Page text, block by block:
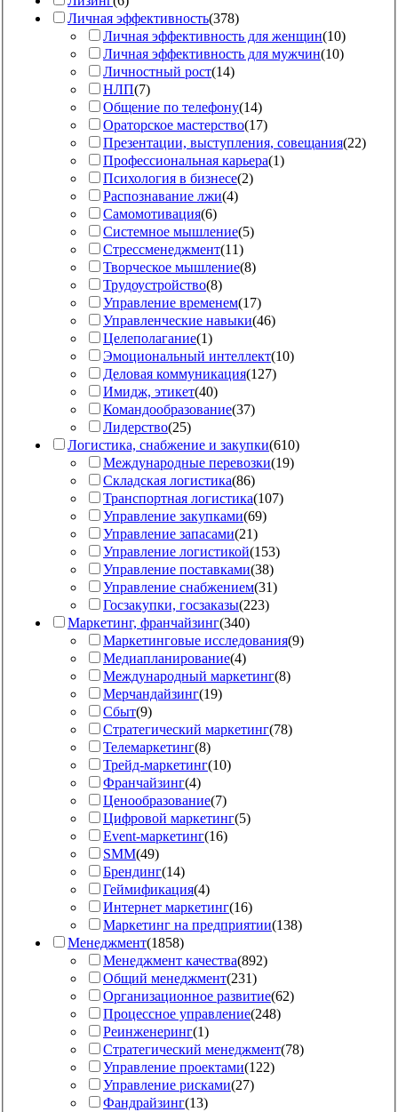
Личная эффективность(378)
Личная эффективность для женщин(10)
Личная эффективность для мужчин(10)
Личностный рост(14)
НЛП(7)
Общение по телефону(14)
Ораторское мастерство(17)
Презентации, выступления, совещания(22)
Профессиональная карьера(1)
Психология в бизнесе(2)
Распознавание лжи(4)
Самомотивация(6)
Системное мышление(5)
Стрессменеджмент(11)
Творческое мышление(8)
Трудоустройство(8)
Управление временем(17)
Управленческие навыки(46)
Целеполагание(1)
Эмоциональный интеллект(10)
Деловая коммуникация(127)
Имидж, этикет(40)
Командообразование(37)
Лидерство(25)
Логистика, снабжение и закупки(610)
Международные перевозки(19)
Складская логистика(86)
Транспортная логистика(107)
Управление закупками(69)
Управление запасами(21)
Управление логистикой(153)
Управление поставками(38)
Управление снабжением(31)
Госзакупки, госзаказы(223)
Маркетинг, франчайзинг(340)
Маркетинговые исследования(9)
Медиапланирование(4)
Международный маркетинг(8)
Мерчандайзинг(19)
Сбыт(9)
Стратегический маркетинг(78)
Телемаркетинг(8)
Трейд-маркетинг(10)
Франчайзинг(4)
Ценообразование(7)
Цифровой маркетинг(5)
Event-маркетинг(16)
SMM(49)
Брендинг(14)
Геймификация(4)
Интернет маркетинг(16)
Маркетинг на предприятии(138)
Менеджмент(1858)
Менеджмент качества(892)
Общий менеджмент(231)
Организационное развитие(62)
Процессное управление(248)
Реинженеринг(1)
Стратегический менеджмент(78)
Управление проектами(122)
Управление рисками(27)
Фандрайзинг(13)